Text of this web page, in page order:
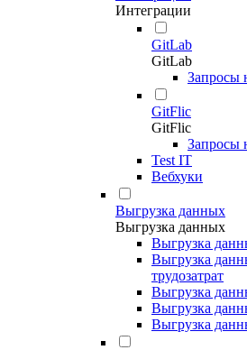
Интеграции
GitLab
GitLab
Запросы
GitFlic
GitFlic
Запросы
Test IT
Вебхуки
Выгрузка данных
Выгрузка данных
Выгрузка
Выгрузка
трудозатрат
Выгрузка
Выгрузка
Выгрузка